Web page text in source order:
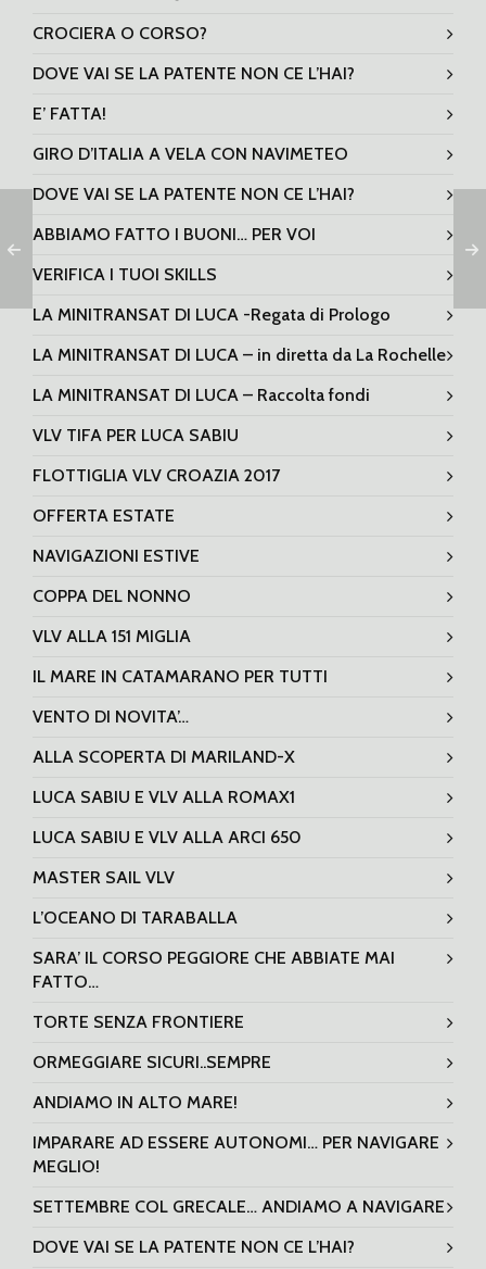
CROCIERA O CORSO?
DOVE VAI SE LA PATENTE NON CE L’HAI?
E’ FATTA!
GIRO D’ITALIA A VELA CON NAVIMETEO
DOVE VAI SE LA PATENTE NON CE L’HAI?
ABBIAMO FATTO I BUONI… PER VOI
VERIFICA I TUOI SKILLS
LA MINITRANSAT DI LUCA -Regata di Prologo
LA MINITRANSAT DI LUCA – in diretta da La Rochelle
LA MINITRANSAT DI LUCA – Raccolta fondi
VLV TIFA PER LUCA SABIU
FLOTTIGLIA VLV CROAZIA 2017
OFFERTA ESTATE
NAVIGAZIONI ESTIVE
COPPA DEL NONNO
VLV ALLA 151 MIGLIA
IL MARE IN CATAMARANO PER TUTTI
VENTO DI NOVITA’…
ALLA SCOPERTA DI MARILAND-X
LUCA SABIU E VLV ALLA ROMAX1
LUCA SABIU E VLV ALLA ARCI 650
MASTER SAIL VLV
L’OCEANO DI TARABALLA
SARA’ IL CORSO PEGGIORE CHE ABBIATE MAI
FATTO…
TORTE SENZA FRONTIERE
ORMEGGIARE SICURI..SEMPRE
ANDIAMO IN ALTO MARE!
IMPARARE AD ESSERE AUTONOMI… PER NAVIGARE
MEGLIO!
SETTEMBRE COL GRECALE… ANDIAMO A NAVIGARE
DOVE VAI SE LA PATENTE NON CE L’HAI?